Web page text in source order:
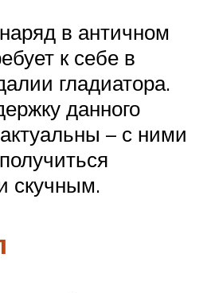
в античном
к себе в
гладиатора.
данного
– с ними
скучным.